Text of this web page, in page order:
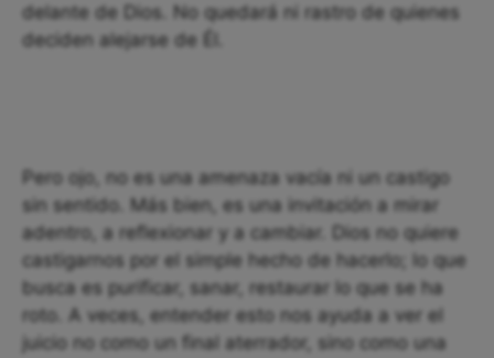
delante de Dios. No quedará ni rastro de quienes
deciden alejarse de Él.
Pero ojo, no es una amenaza vacía ni un castigo
sin sentido. Más bien, es una invitación a mirar
adentro, a reflexionar y a cambiar. Dios no quiere
castigarnos por el simple hecho de hacerlo; lo que
busca es purificar, sanar, restaurar lo que se ha
roto. A veces, entender esto nos ayuda a ver el
juicio no como un final aterrador, sino como una